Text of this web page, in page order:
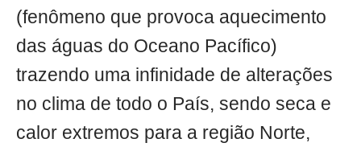
(fenômeno que provoca aquecimento
das águas do Oceano Pacífico)
trazendo uma infinidade de alterações
no clima de todo o País, sendo seca e
calor extremos para a região Norte,